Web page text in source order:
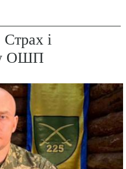
і
ОШП